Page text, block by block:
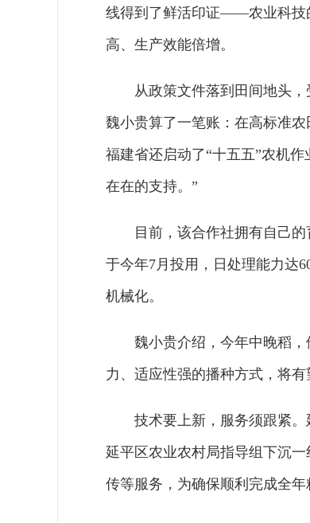
线得到了鲜活印证——农业科技
高、生产效能倍增。
从政策文件落到田间地头
魏小贵算了一笔账：在高标准
福建省还启动了“十五五”农机
在在的支持。”
目前，该合作社拥有自己
于今年7月投用，日处理能力达
机械化。
魏小贵介绍，今年中晚稻
力、适应性强的播种方式，将
技术要上新，服务须跟紧
延平区农业农村局指导组下沉
传等服务，为确保顺利完成全年